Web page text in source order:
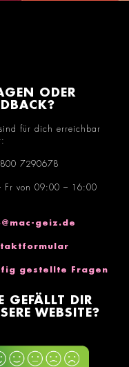
ODER
für dich erreichbar
7290678
Fr von 09:00 – 16:00
geiz.de
gestellte Fragen
GEFÄLLT DIR
WEBSITE?